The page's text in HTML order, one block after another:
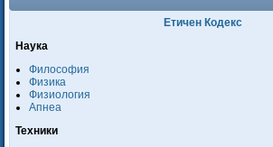
Етичен Кодекс
Наука
Философия
Физика
Физиология
Апнеа
Техники